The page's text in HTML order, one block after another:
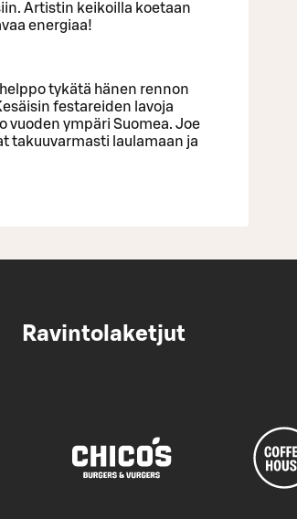
Artistin keikoilla koetaan
energiaa!
tykätä hänen rennon
festareiden lavoja
vuoden ympäri Suomea. Joe
takuuvarmasti laulamaan ja
Ravintolaketjut